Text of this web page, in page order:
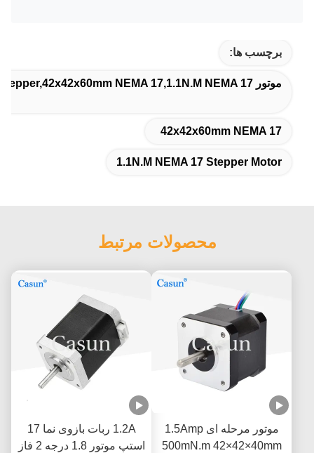
برچسب ها:
موتور 60mm NEMA 17 Stepper,42x42x60mm NEMA 17,1.1N.M NEMA 17 موتور مرحله ای
42x42x60mm NEMA 17
1.1N.M NEMA 17 Stepper Motor
محصولات مرتبط
موتور مرحله ای 1.5Amp
500mN.m 42×42×40mm
1.2A ربات بازوی نما 17
استپ موتور 1.8 درجه 2 فاز